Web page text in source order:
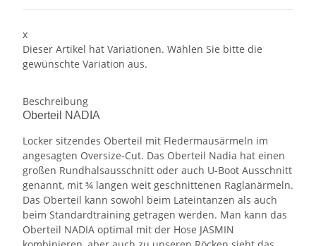
x
Dieser Artikel hat Variationen. Wählen Sie bitte die
gewünschte Variation aus.
Beschreibung
Oberteil NADIA
Locker sitzendes Oberteil mit Fledermausärmeln im
angesagten Oversize-Cut. Das Oberteil Nadia hat einen
großen Rundhalsausschnitt oder auch U-Boot Ausschnitt
genannt, mit ¾ langen weit geschnittenen Raglanärmeln.
Das Oberteil kann sowohl beim Lateintanzen als auch
beim Standardtraining getragen werden. Man kann das
Oberteil NADIA optimal mit der Hose JASMIN